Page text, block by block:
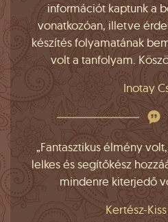
információt kaptunk a
vonatkozóan, illetve
készítés folyamatának
volt a tanfolyam.
Inotay
„Fantasztikus élmény
lelkes és segítőkész
mindenre kiterjedő
Kertész-